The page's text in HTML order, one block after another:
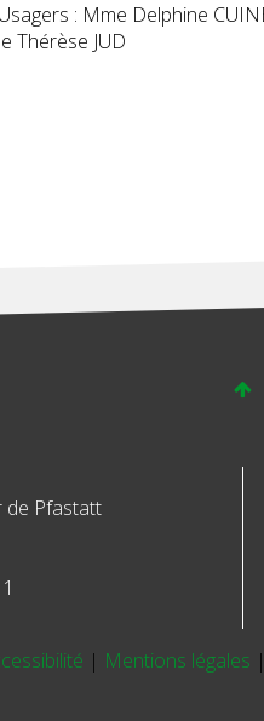
: Mme Delphine
Thérèse JUD
de Pfastatt
| Mentions légales |